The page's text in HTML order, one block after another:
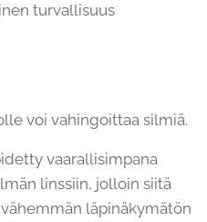
turvallisuus
voi vahingoittaa silmiä.
vaarallisimpana
linssiin, jolloin siitä
läpinäkymätön